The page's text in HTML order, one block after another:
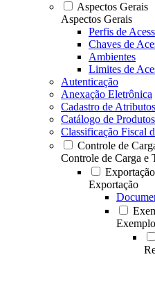
Aspectos Gerais
Aspectos Gerais
Perfis de
Chaves de
Ambientes
Limites de
Autenticação
Anexação Eletrônica
Cadastro de Atributos
Catálogo de Produtos
Classificação Fiscal
Controle de
Controle de Carga e
Exportação
Exportação